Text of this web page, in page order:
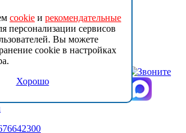
дом
фильтры
к фильтрам
cookie и рекомендательные
персонализации сервисов
Вы можете
cookie в настройках
Хорошо